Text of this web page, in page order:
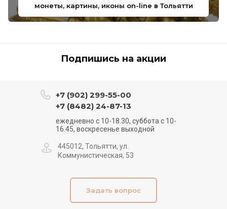
монеты, картины, иконы on-line в Тольятти
Подпишись на акции
+7 (902) 299-55-00
+7 (8482) 24-87-13
ежедневно с 10-18.30, суббота с 10-
16.45, воскресенье выходной
445012, Тольятти, ул.
Коммунистическая, 53
Задать вопрос